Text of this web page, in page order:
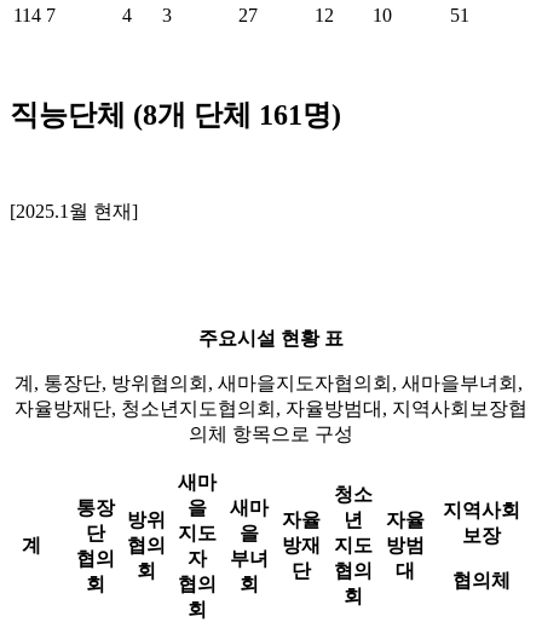
114 7 4 3 27 12 10 51
직능단체 (8개 단체 161명)
[2025.1월 현재]
주요시설 현황 표
계, 통장단, 방위협의회, 새마을지도자협의회, 새마을부녀회,
자율방재단, 청소년지도협의회, 자율방범대, 지역사회보장협
의체 항목으로 구성
계
통장
단
협의
회
방위
협의
회
새마
을
지도
자
협의
회
새마
을
부녀
회
자율
방재
단
청소
년
지도
협의
회
자율
방범
대
지역사회
보장
협의체